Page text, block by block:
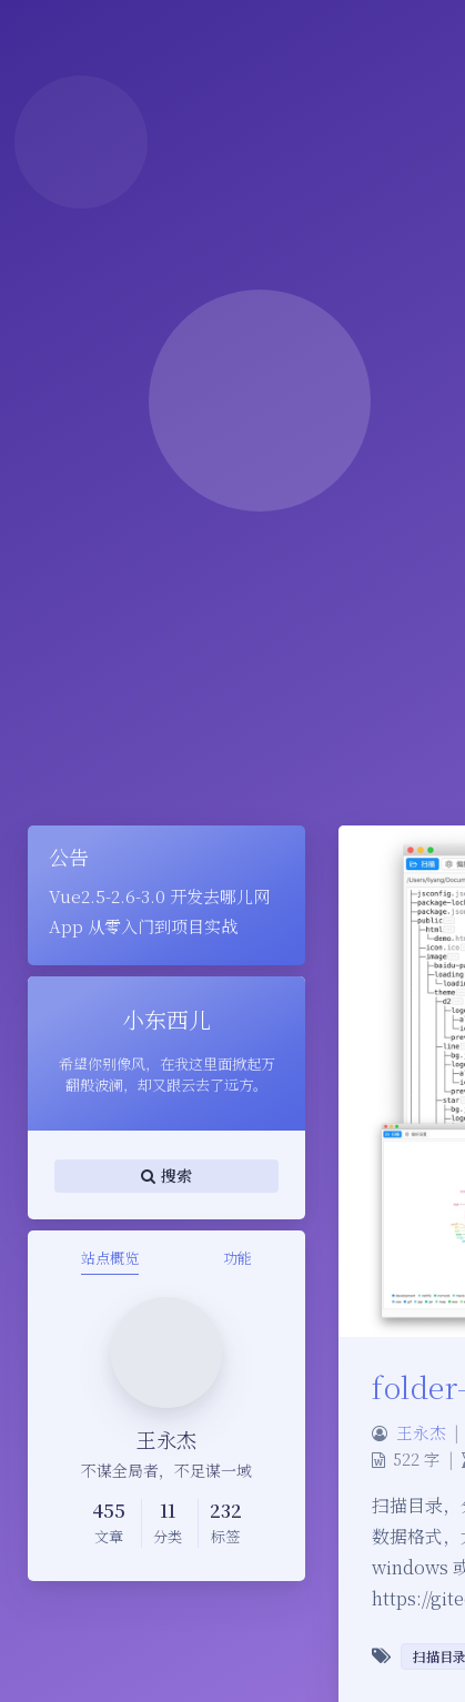
公告
Vue2.5-2.6-3.0 开发去哪儿网
App 从零入门到项目实战
小东西儿
希望你别像风，在我这里面掀起万
翻般波澜，却又跟云去了远方。
搜索
站点概览 功能
王永杰
不谋全局者，不足谋一域
455
文章
11
分类
232
标签
王永杰 |
522 字 |
扫描目录
数据格式
windows
https://
扫描目录